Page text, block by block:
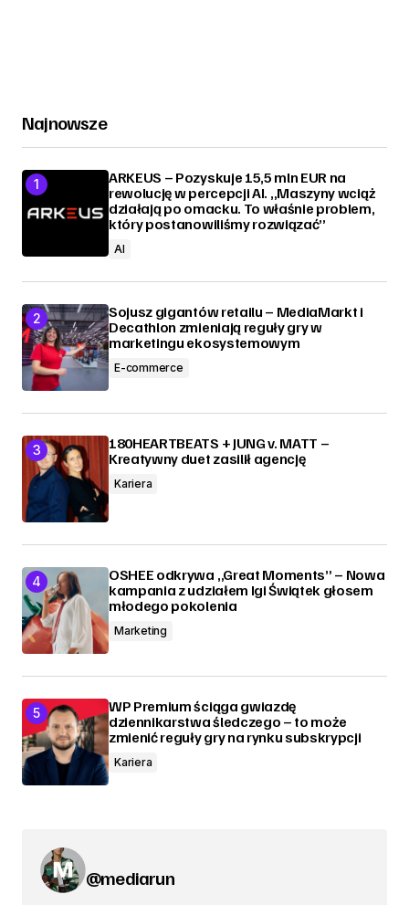
Najnowsze
ARKEUS – Pozyskuje 15,5 mln EUR na
rewolucję w percepcji AI. „Maszyny wciąż
działają po omacku. To właśnie problem,
który postanowiliśmy rozwiązać”
AI
Sojusz gigantów retailu – MediaMarkt i
Decathlon zmieniają reguły gry w
marketingu ekosystemowym
E-commerce
180HEARTBEATS + JUNG v. MATT –
Kreatywny duet zasilił agencję
Kariera
OSHEE odkrywa „Great Moments” – Nowa
kampania z udziałem Igi Świątek głosem
młodego pokolenia
Marketing
WP Premium ściąga gwiazdę
dziennikarstwa śledczego – to może
zmienić reguły gry na rynku subskrypcji
Kariera
@mediarun